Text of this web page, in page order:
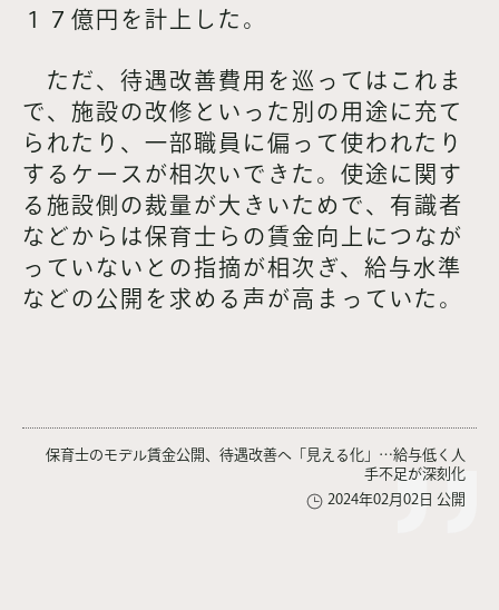
１７億円を計上した。
ただ、待遇改善費用を巡ってはこれま
で、施設の改修といった別の用途に充て
られたり、一部職員に偏って使われたり
するケースが相次いできた。使途に関す
る施設側の裁量が大きいためで、有識者
などからは保育士らの賃金向上につなが
っていないとの指摘が相次ぎ、給与水準
などの公開を求める声が高まっていた。
保育士のモデル賃金公開、待遇改善へ「見える化」…給与低く人
手不足が深刻化
2024年02月02日 公開